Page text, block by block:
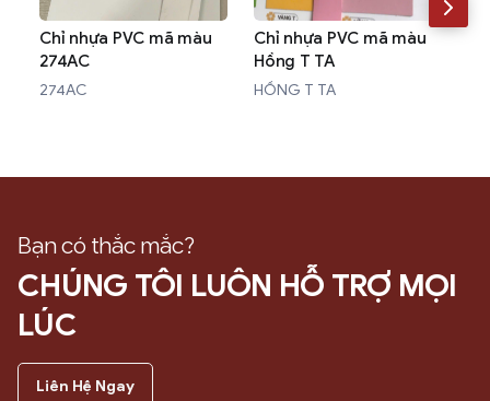
Chỉ nhựa PVC mã màu
274AC
274AC
Chỉ nhựa PVC mã màu
Hồng T TA
HỒNG T TA
Bạn có thắc mắc?
CHÚNG TÔI LUÔN HỖ TRỢ MỌI
LÚC
Liên Hệ Ngay